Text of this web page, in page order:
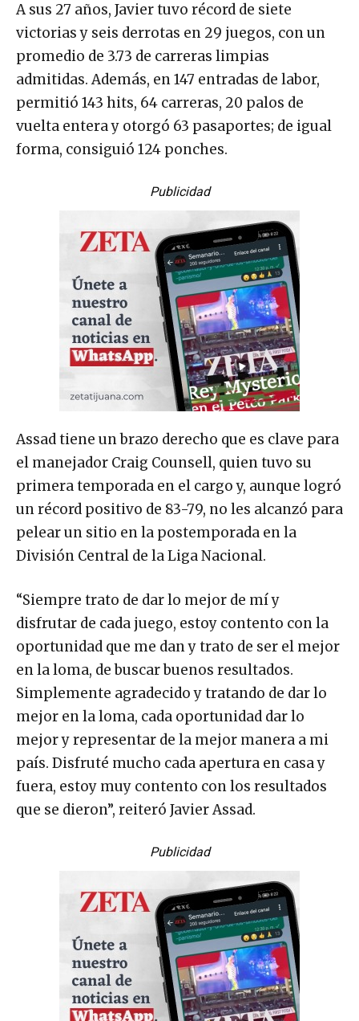
A sus 27 años, Javier tuvo récord de siete
victorias y seis derrotas en 29 juegos, con un
promedio de 3.73 de carreras limpias
admitidas. Además, en 147 entradas de labor,
permitió 143 hits, 64 carreras, 20 palos de
vuelta entera y otorgó 63 pasaportes; de igual
forma, consiguió 124 ponches.
Publicidad
Assad tiene un brazo derecho que es clave para
el manejador Craig Counsell, quien tuvo su
primera temporada en el cargo y, aunque logró
un récord positivo de 83-79, no les alcanzó para
pelear un sitio en la postemporada en la
División Central de la Liga Nacional.
“Siempre trato de dar lo mejor de mí y
disfrutar de cada juego, estoy contento con la
oportunidad que me dan y trato de ser el mejor
en la loma, de buscar buenos resultados.
Simplemente agradecido y tratando de dar lo
mejor en la loma, cada oportunidad dar lo
mejor y representar de la mejor manera a mi
país. Disfruté mucho cada apertura en casa y
fuera, estoy muy contento con los resultados
que se dieron”, reiteró Javier Assad.
Publicidad